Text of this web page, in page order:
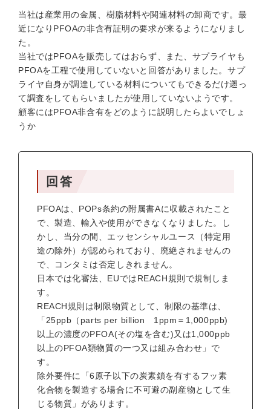
当社は産業用の金属、樹脂材料や関連材料の卸商です。最
近になりPFOAの非含有証明の要求が来るようになりまし
た。
当社ではPFOAを販売してはおらず、また、サプライヤも
PFOAを工程で使用していないと回答がありました。サプ
ライヤ自身が調達している材料についてもできるだけ遡っ
て調査をしてもらいましたが使用していないようです。
顧客にはPFOA非含有をどのように説明したらよいでしょ
うか
回答
PFOAは、POPs条約の附属書Aに収載されたこと
で、製造、輸入や使用ができなくなりました。し
かし、当分の間、エッセンシャルユース（特定用
途の除外）が認められており、廃絶されませんの
で、コンタミは否定しきれません。
日本では化審法、EUではREACH規則で規制しま
す。
REACH規則は制限物質として、制限の基準は、
「25ppb（parts per billion 1ppm＝1,000ppb)
以上の濃度のPFOA(その塩を含む)又は1,000ppb
以上のPFOA類物質の一つ又は組み合わせ」で
す。
除外要件に「6原子以下の炭素鎖を有するフッ素
化合物を製造する場合に不可避の副産物として生
じる物質」があります。